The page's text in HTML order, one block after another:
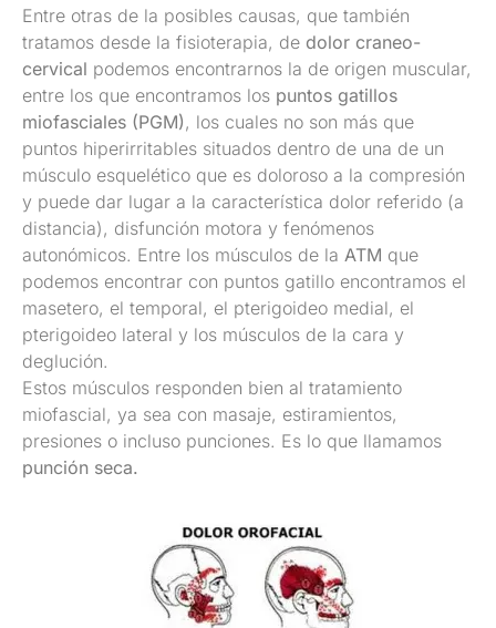
Entre otras de la posibles causas, que también
tratamos desde la fisioterapia, de dolor craneo-
cervical podemos encontrarnos la de origen muscular,
entre los que encontramos los puntos gatillos
miofasciales (PGM) , los cuales no son más que
puntos hiperirritables situados dentro de una de un
músculo esquelético que es doloroso a la compresión
y puede dar lugar a la característica dolor referido (a
distancia), disfunción motora y fenómenos
autonómicos. Entre los músculos de la ATM que
podemos encontrar con puntos gatillo encontramos el
masetero, el temporal, el pterigoideo medial, el
pterigoideo lateral y los músculos de la cara y
deglución.
Estos músculos responden bien al tratamiento
miofascial, ya sea con masaje, estiramientos,
presiones o incluso punciones. Es lo que llamamos
punción seca.